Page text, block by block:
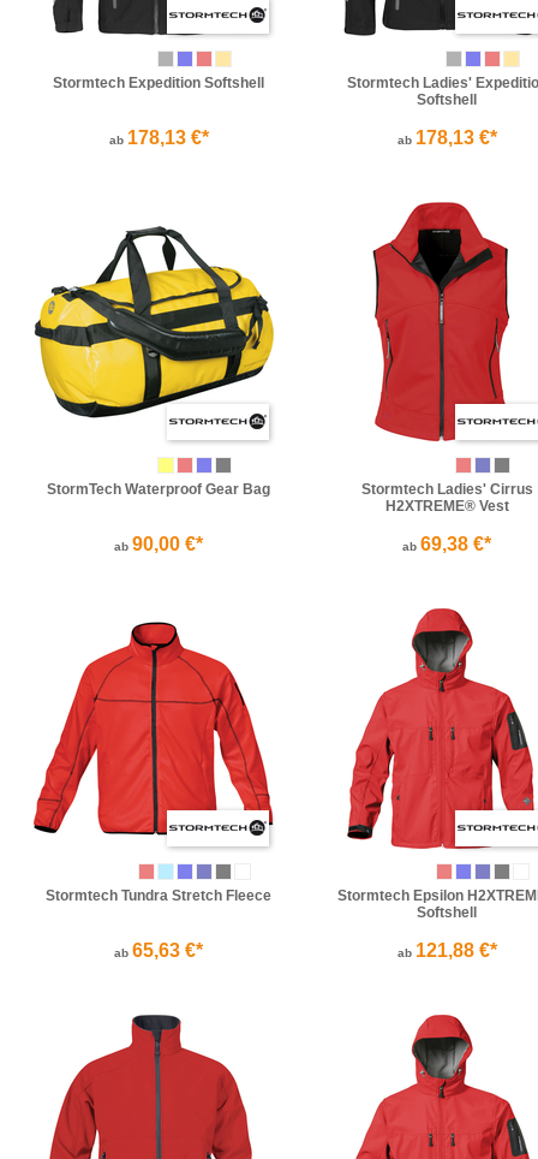
Stormtech Expedition Softshell
ab 178,13 €*
Stormtech Ladies'
Softshell
ab 178,13 €*
StormTech Waterproof Gear Bag
ab 90,00 €*
Stormtech Ladies' Cirrus
H2XTREME® Vest
ab 69,38 €*
Stormtech Tundra Stretch Fleece
ab 65,63 €*
Stormtech Epsilon
Softshell
ab 121,88 €*